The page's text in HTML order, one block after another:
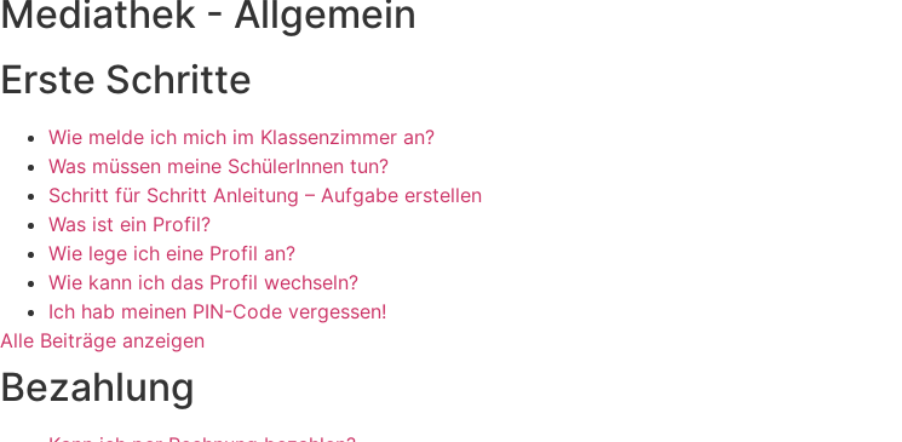
Mediathek - Allgemein
Erste Schritte
Wie melde ich mich im Klassenzimmer an?
Was müssen meine SchülerInnen tun?
Schritt für Schritt Anleitung – Aufgabe erstellen
Was ist ein Profil?
Wie lege ich eine Profil an?
Wie kann ich das Profil wechseln?
Ich hab meinen PIN-Code vergessen!
Alle Beiträge anzeigen
Bezahlung